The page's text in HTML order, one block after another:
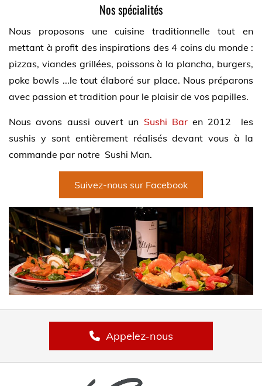
Nos spécialités
Nous proposons une cuisine traditionnelle tout en
mettant à profit des inspirations des 4 coins du monde :
pizzas, viandes grillées, poissons à la plancha, burgers,
poke bowls ...le tout élaboré sur place. Nous préparons
avec passion et tradition pour le plaisir de vos papilles.
Nous avons aussi ouvert un Sushi Baren 2012 les
sushis y sont entièrement réalisés devant vous à la
commande par notre Sushi Man.
Suivez-nous sur Facebook
Appelez-nous